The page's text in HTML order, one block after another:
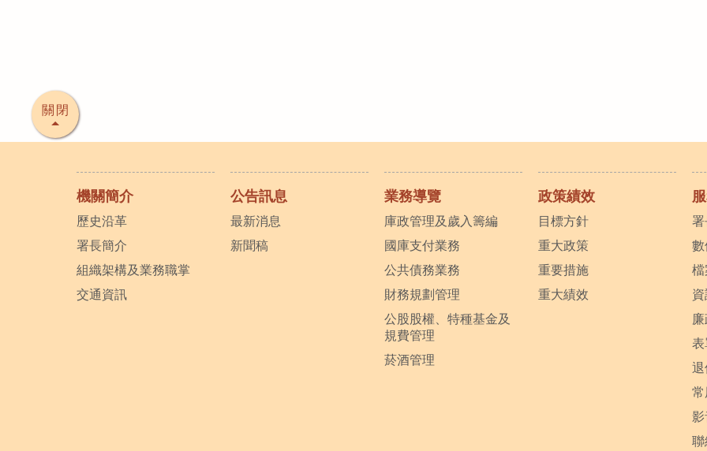
關閉
機關簡介
歷史沿革
署長簡介
組織架構及業務職掌
交通資訊
公告訊息
最新消息
新聞稿
業務導覽
庫政管理及歲入籌編
國庫支付業務
公共債務業務
財務規劃管理
公股股權、特種基金及
規費管理
菸酒管理
政策績效
目標方針
重大政策
重要措施
重大績效
署
數
檔
表
退
常
影
聯